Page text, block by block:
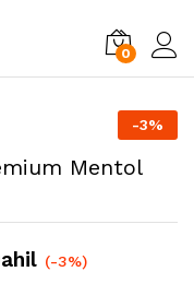
0
-3%
Mentol
(-3%)